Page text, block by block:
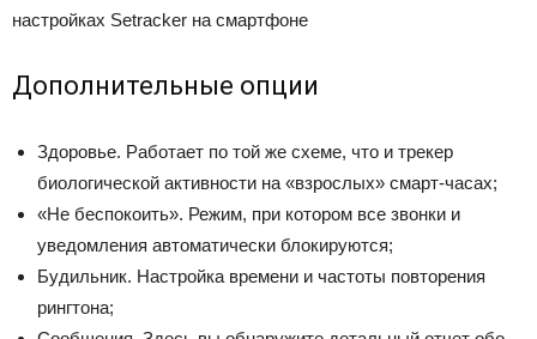
настройках Setracker на смартфоне
Дополнительные опции
Здоровье. Работает по той же схеме, что и трекер
биологической активности на «взрослых» смарт-часах;
«Не беспокоить». Режим, при котором все звонки и
уведомления автоматически блокируются;
Будильник. Настройка времени и частоты повторения
рингтона;